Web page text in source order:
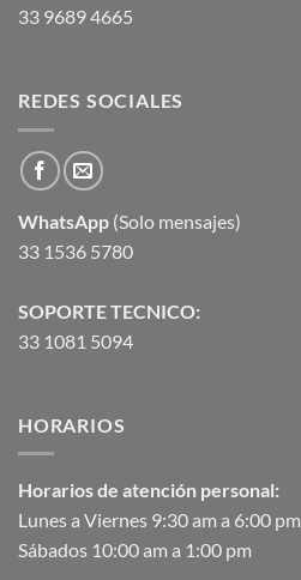
33 9689 4665
REDES SOCIALES
WhatsApp (Solo mensajes)
33 1536 5780
SOPORTE TECNICO:
33 1081 5094
HORARIOS
Horarios de atención personal:
Lunes a Viernes 9:30 am a 6:00 pm
Sábados 10:00 am a 1:00 pm